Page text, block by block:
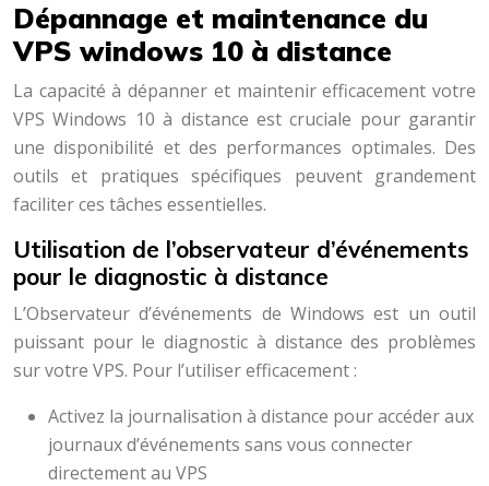
Dépannage et maintenance du
VPS windows 10 à distance
La capacité à dépanner et maintenir efficacement votre
VPS Windows 10 à distance est cruciale pour garantir
une disponibilité et des performances optimales. Des
outils et pratiques spécifiques peuvent grandement
faciliter ces tâches essentielles.
Utilisation de l’observateur d’événements
pour le diagnostic à distance
L’Observateur d’événements de Windows est un outil
puissant pour le diagnostic à distance des problèmes
sur votre VPS. Pour l’utiliser efficacement :
Activez la journalisation à distance pour accéder aux
journaux d’événements sans vous connecter
directement au VPS